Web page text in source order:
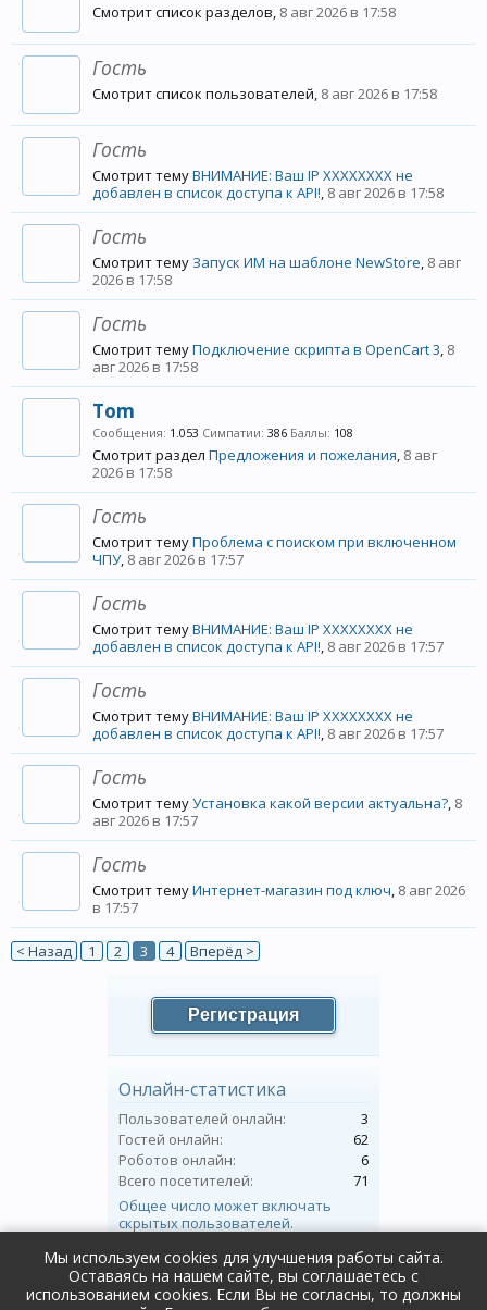
Смотрит список разделов, 8 авг 2026 в 17:58
Гость
Смотрит список пользователей, 8 авг 2026 в 17:58
Гость
Смотрит темуВНИМАНИЕ: Ваш IP XXXXXXXX не
добавлен в список доступа к API!, 8 авг 2026 в 17:58
Гость
Смотрит тему Запуск ИМ на шаблоне NewStore, 8 авг
2026 в 17:58
Гость
Смотрит темуПодключение скрипта в OpenCart 3, 8
авг 2026 в 17:58
Tom
Сообщения: 1.053 Симпатии: 386 Баллы: 108
Смотрит раздел Предложения и пожелания, 8 авг
2026 в 17:58
Гость
Смотрит темуПроблема с поиском при включенном
ЧПУ, 8 авг 2026 в 17:57
Гость
Смотрит темуВНИМАНИЕ: Ваш IP XXXXXXXX не
добавлен в список доступа к API!, 8 авг 2026 в 17:57
Гость
Смотрит темуВНИМАНИЕ: Ваш IP XXXXXXXX не
добавлен в список доступа к API!, 8 авг 2026 в 17:57
Гость
Смотрит темуУстановка какой версии актуальна?, 8
авг 2026 в 17:57
Гость
Смотрит темуИнтернет-магазин под ключ, 8 авг 2026
в 17:57
< Назад 1 2 3 4 Вперёд >
Регистрация
Онлайн-статистика
Пользователей онлайн:
3
Гостей онлайн:
62
Роботов онлайн:
6
Всего посетителей:
71
Общее число может включать
скрытых пользователей.
Форум Пользователи
Мы используем cookies для улучшения работы сайта.
Оставаясь на нашем сайте, вы соглашаетесь с
использованием cookies. Если Вы не согласны, то должны